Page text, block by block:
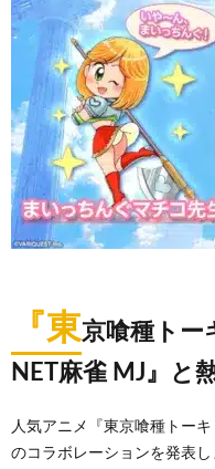
『東京喰種トー
NET麻雀 MJ』と
人気アニメ『東京喰種トー
のコラボレーションを発表